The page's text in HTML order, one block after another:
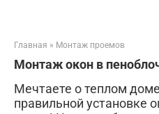
Главная » Монтаж проемов
Монтаж окон в
Мечтаете о теплом
правильной установке